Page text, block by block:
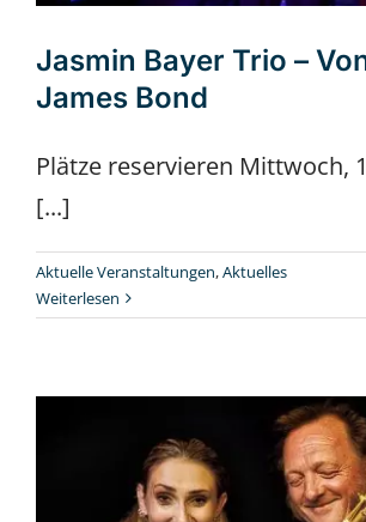
Jasmin Bayer Trio –
James Bond
Plätze reservieren Mittwoch,
[...]
Aktuelle Veranstaltungen,Aktuelles
Weiterlesen